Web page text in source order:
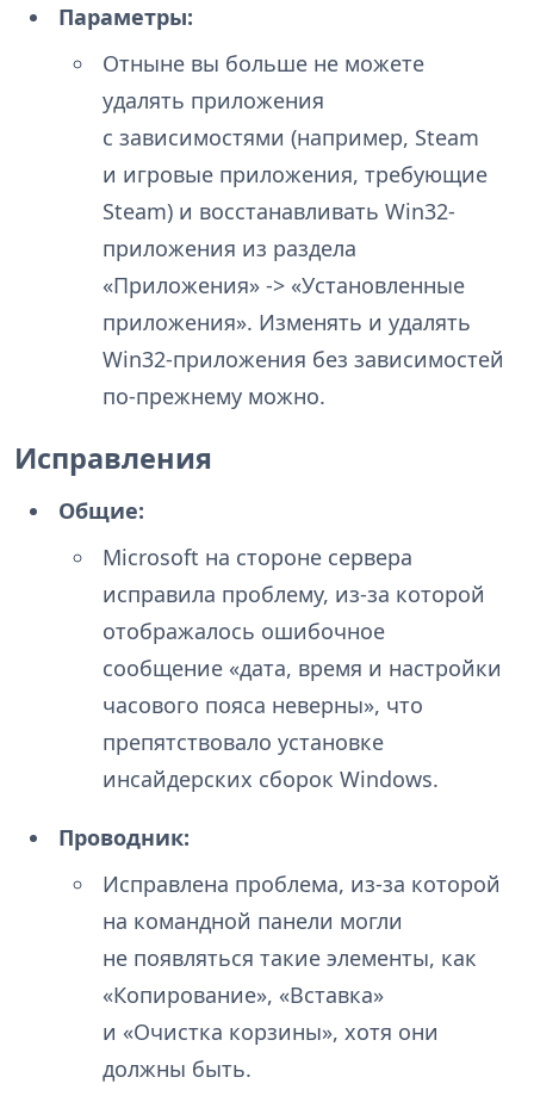
Параметры:
Отныне вы больше не можете
удалять приложения
с зависимостями (например, Steam
и игровые приложения, требующие
Steam) и восстанавливать Win32-
приложения из раздела
«Приложения» -> «Установленные
приложения». Изменять и удалять
Win32-приложения без зависимостей
по-прежнему можно.
Исправления
Общие:
Microsoft на стороне сервера
исправила проблему, из-за которой
отображалось ошибочное
сообщение «дата, время и настройки
часового пояса неверны», что
препятствовало установке
инсайдерских сборок Windows.
Проводник:
Исправлена проблема, из-за которой
на командной панели могли
не появляться такие элементы, как
«Копирование», «Вставка»
и «Очистка корзины», хотя они
должны быть.